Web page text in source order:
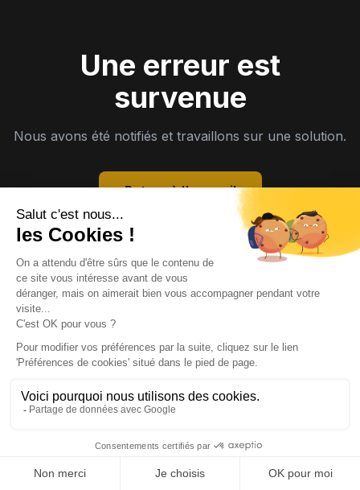
Une erreur est
survenue
Nous avons été notifiés et travaillons sur une solution.
Retour à l'accueil